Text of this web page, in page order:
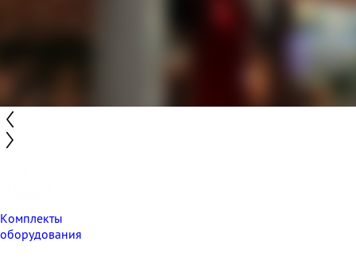
Комплекты
оборудования